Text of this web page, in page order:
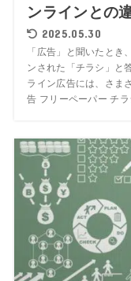
ンラインとの
2025.05.30
「広告」と聞いたとき
ンされた「チラシ」と
ライン広告には、さま
告 フリーペーパー チ